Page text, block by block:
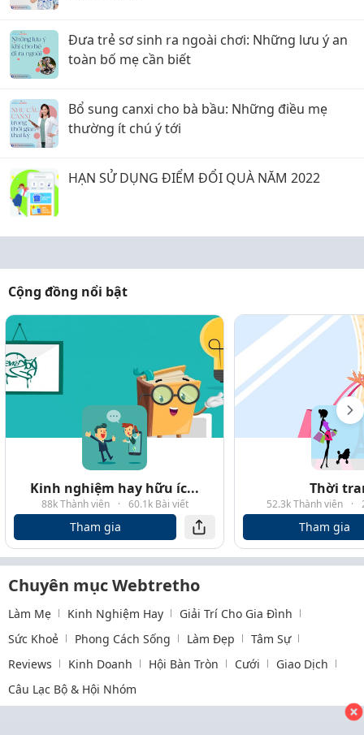
Đưa trẻ sơ sinh ra ngoài chơi: Những lưu ý an
toàn bố mẹ cần biết
Bổ sung canxi cho bà bầu: Những điều mẹ
thường ít chú ý tới
HẠN SỬ DỤNG ĐIỂM ĐỔI QUÀ NĂM 2022
Cộng đồng nổi bật
Kinh nghiệm hay hữu íc...
88k Thành viên · 60.1k Bài viết
Tham gia
Thời
52.3k Thành viên ·
Tham gia
Chuyên mục Webtretho
Làm Mẹ Kinh Nghiệm Hay
Giải Trí Cho Gia Đình
Sức Khoẻ
Phong Cách Sống Làm Đẹp
Tâm Sự
Reviews
Kinh Doanh Hội Bàn Tròn Cưới
Giao Dịch
Câu Lạc Bộ & Hội Nhóm